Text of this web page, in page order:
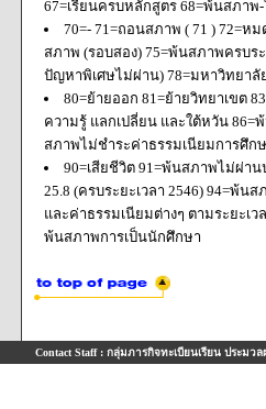
67=เรียนครบหลักสูตร 68=พ้นสภา
70=- 71=ถอนสภาพ ( 71 ) 72=
สภาพ (รอบสอง) 75=พ้นสภาพครบ
ปัญหาพิเศษไม่ผ่าน) 78=มหาวิทยา
80=ย้ายออก 81=ย้ายวิทยาเขต
ความรู้ แลกเปลี่ยน และใต้หวัน
สภาพไม่ชำระค่าธรรมเนียมการศึก
90=เสียชีวิต 91=พ้นสภาพไม่ผ่า
25.8 (ครบระยะเวลา 2546) 94=พ้
และค่าธรรมเนียมต่างๆ ตามระยะเ
พ้นสภาพการเป็นนักศึกษา
Contact Staff : กลุ่มภารกิจทะเบียนเรียน ประมวล